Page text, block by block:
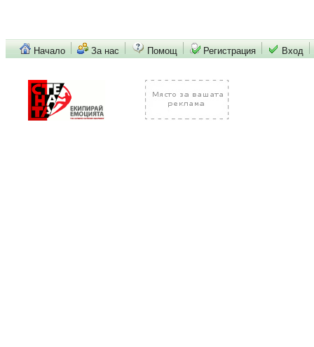
Начало За нас Помощ Регистрация Вход